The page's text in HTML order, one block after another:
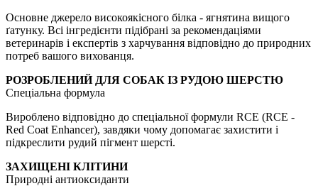
Основне джерело високоякісного білка - ягнятина вищого
ґатунку. Всі інгредієнти підібрані за рекомендаціями
ветеринарів і експертів з харчування відповідно до природних
потреб вашого вихованця.
РОЗРОБЛЕНИЙ ДЛЯ СОБАК ІЗ РУДОЮ ШЕРСТЮ
Спеціальна формула
Вироблено відповідно до спеціальної формули RCE (RCE -
Red Coat Enhancer), завдяки чому допомагає захистити і
підкреслити рудий пігмент шерсті.
ЗАХИЩЕНІ КЛІТИНИ
Природні антиоксиданти